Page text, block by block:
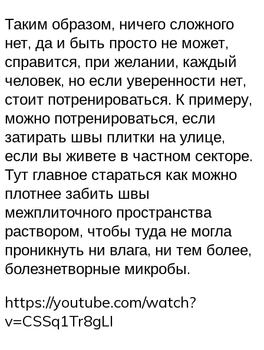
Таким образом, ничего сложного
нет, да и быть просто не может,
справится, при желании, каждый
человек, но если уверенности нет,
стоит потренироваться. К примеру,
можно потренироваться, если
затирать швы плитки на улице,
если вы живете в частном секторе.
Тут главное стараться как можно
плотнее забить швы
межплиточного пространства
раствором, чтобы туда не могла
проникнуть ни влага, ни тем более,
болезнетворные микробы.
https://youtube.com/watch?
v=CSSq1Tr8gLI